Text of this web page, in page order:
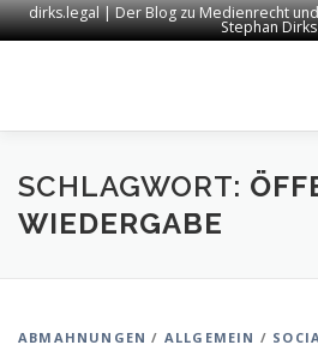
dirks.legal | Der Blog zu Medienrecht
Stephan Dirks
START KONTAKT
SCHLAGWORT:
WIEDERGABE
ABMAHNUNGEN / ALLGEMEIN /